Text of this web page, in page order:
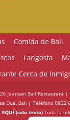
Comida de Bali
Langosta
Cerca de
Jaansan Bali Restaurant |
Dua, Bali | Teléfono 0822
AQUÍ (solo texto) Toda la
English
简体中
हिन्दी